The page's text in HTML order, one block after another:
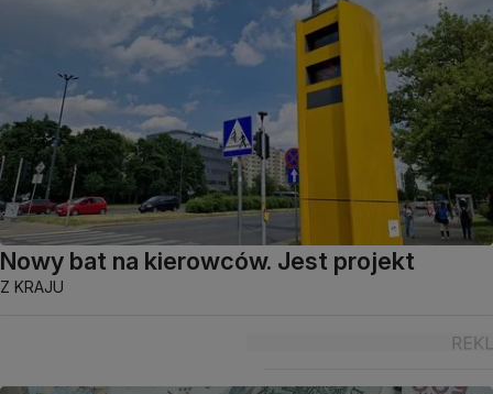
Nowy bat na kierowców. Jest projekt
Z KRAJU